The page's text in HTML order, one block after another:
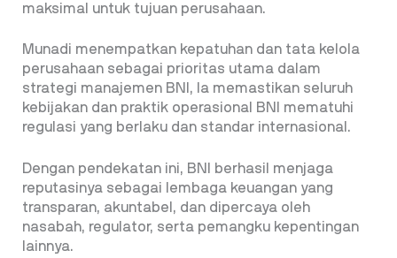
maksimal untuk tujuan perusahaan.
Munadi menempatkan kepatuhan dan tata kelola
perusahaan sebagai prioritas utama dalam
strategi manajemen BNI, Ia memastikan seluruh
kebijakan dan praktik operasional BNI mematuhi
regulasi yang berlaku dan standar internasional.
Dengan pendekatan ini, BNI berhasil menjaga
reputasinya sebagai lembaga keuangan yang
transparan, akuntabel, dan dipercaya oleh
nasabah, regulator, serta pemangku kepentingan
lainnya.